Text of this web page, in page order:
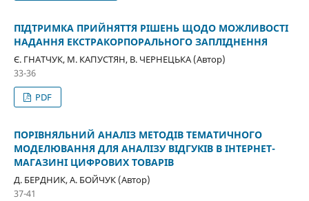
ПІДТРИМКА ПРИЙНЯТТЯ РІШЕНЬ ЩОДО МОЖЛИВОСТІ
НАДАННЯ ЕКСТРАКОРПОРАЛЬНОГО ЗАПЛІДНЕННЯ
Є. ГНАТЧУК, М. КАПУСТЯН, В. ЧЕРНЕЦЬКА (Автор)
33-36
PDF
ПОРІВНЯЛЬНИЙ АНАЛІЗ МЕТОДІВ ТЕМАТИЧНОГО
МОДЕЛЮВАННЯ ДЛЯ АНАЛІЗУ ВІДГУКІВ В ІНТЕРНЕТ-
МАГАЗИНІ ЦИФРОВИХ ТОВАРІВ
Д. БЕРДНИК, А. БОЙЧУК (Автор)
37-41